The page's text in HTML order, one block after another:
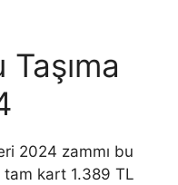
2024 zammı bu
tam kart 1.389 TL